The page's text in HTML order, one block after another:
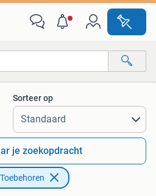
Sorteer op
je zoekopdracht